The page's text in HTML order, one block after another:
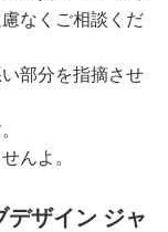
なくご相談くだ
部分を指摘させ
んよ。
ザイン ジャ